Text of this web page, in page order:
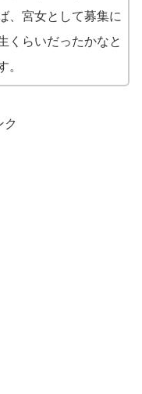
、宮女として募集に
くらいだったかなと
。
ク